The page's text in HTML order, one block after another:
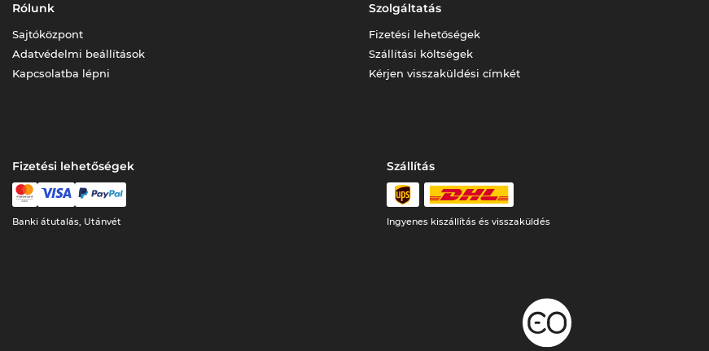
Rólunk
Sajtóközpont
Adatvédelmi beállítások
Kapcsolatba lépni
Szolgáltatás
Fizetési lehetőségek
Szállítási költségek
Kérjen visszaküldési címkét
Fizetési lehetőségek
Banki átutalás, Utánvét
Szállítás
Ingyenes kiszállítás és visszaküldés